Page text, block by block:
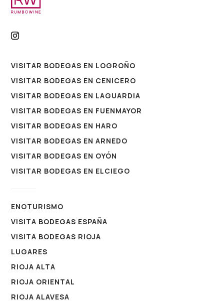
VISITAR BODEGAS EN LOGROÑO
VISITAR BODEGAS EN CENICERO
VISITAR BODEGAS EN LAGUARDIA
VISITAR BODEGAS EN FUENMAYOR
VISITAR BODEGAS EN HARO
VISITAR BODEGAS EN ARNEDO
VISITAR BODEGAS EN OYÓN
VISITAR BODEGAS EN ELCIEGO
ENOTURISMO
VISITA BODEGAS ESPAÑA
VISITA BODEGAS RIOJA
LUGARES
RIOJA ALTA
RIOJA ORIENTAL
RIOJA ALAVESA